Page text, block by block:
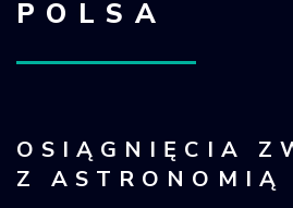
NSIS
Polska w
kosmosie
POLSA
OSIĄGNIĘCIA
Z ASTRONOMIĄ